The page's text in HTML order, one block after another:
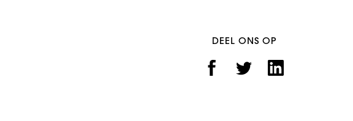
DEEL ONS OP